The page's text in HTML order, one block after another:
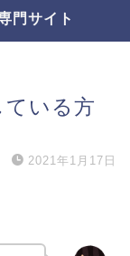
門サイト
いる方
2021年1月17日